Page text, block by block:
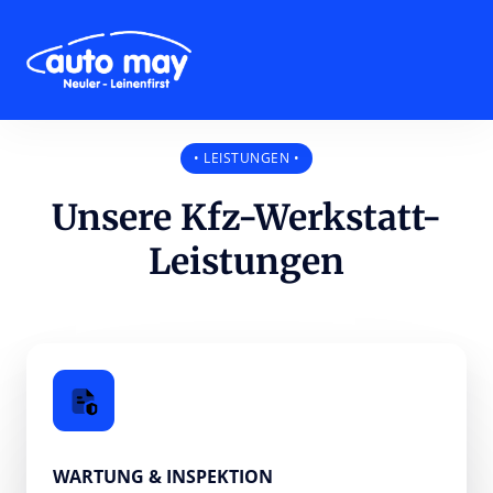
• LEISTUNGEN •
Unsere Kfz-Werkstatt-
Leistungen
WARTUNG & INSPEKTION